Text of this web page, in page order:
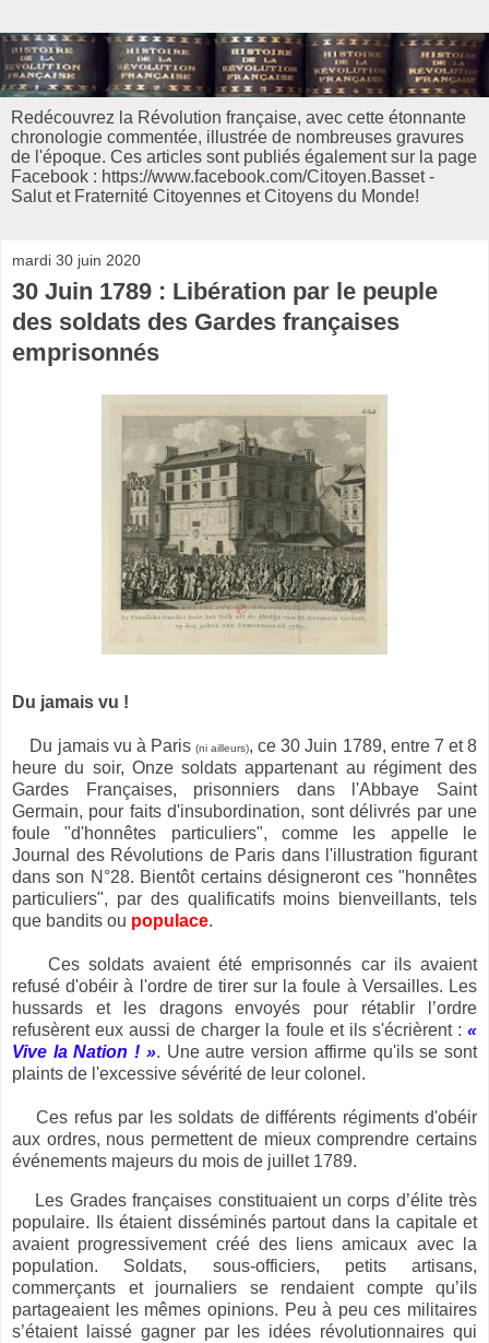
Redécouvrez la Révolution française, avec cette étonnante
chronologie commentée, illustrée de nombreuses gravures
de l'époque. Ces articles sont publiés également sur la page
Facebook : https://www.facebook.com/Citoyen.Basset -
Salut et Fraternité Citoyennes et Citoyens du Monde!
mardi 30 juin 2020
30 Juin 1789 : Libération par le peuple
des soldats des Gardes françaises
emprisonnés
Du jamais vu !
Du jamais vu à Paris(ni ailleurs), ce 30 Juin 1789, entre 7 et 8
heure du soir, Onze soldats appartenant au régiment des
Gardes Françaises, prisonniers dans l'Abbaye Saint
Germain, pour faits d'insubordination, sont délivrés par une
foule "d'honnêtes particuliers", comme les appelle le
Journal des Révolutions de Paris dans l'illustration figurant
dans son N°28. Bientôt certains désigneront ces "honnêtes
particuliers", par des qualificatifs moins bienveillants, tels
que bandits ou populace.
Ces soldats avaient été emprisonnés car ils avaient
refusé d'obéir à l'ordre de tirer sur la foule à Versailles. Les
hussards et les dragons envoyés pour rétablir l’ordre
refusèrent eux aussi de charger la foule et ils s'écrièrent : «
Vive la Nation ! ». Une autre version affirme qu'ils se sont
plaints de l'excessive sévérité de leur colonel.
Ces refus par les soldats de différents régiments d'obéir
aux ordres, nous permettent de mieux comprendre certains
événements majeurs du mois de juillet 1789.
Les Grades françaises constituaient un corps d’élite très
populaire. Ils étaient disséminés partout dans la capitale et
avaient progressivement créé des liens amicaux avec la
population. Soldats, sous-officiers, petits artisans,
commerçants et journaliers se rendaient compte qu’ils
partageaient les mêmes opinions. Peu à peu ces militaires
s’étaient laissé gagner par les idées révolutionnaires qui